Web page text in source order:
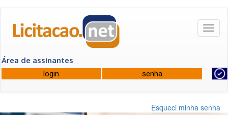
Área de assinantes
Esqueci minha senha